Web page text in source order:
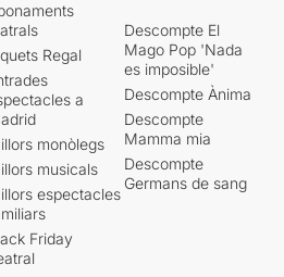
Regal
a
monòlegs
musicals
espectacles
Friday
Descompte El
Mago Pop 'Nada
es imposible'
Descompte Ànima
Descompte
Mamma mia
Descompte
Germans de sang